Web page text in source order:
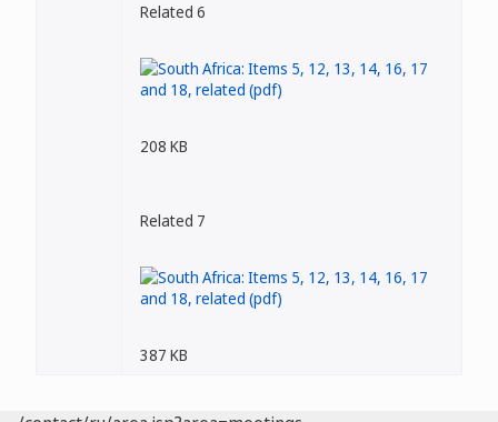
Related 6
208 KB
Related 7
387 KB